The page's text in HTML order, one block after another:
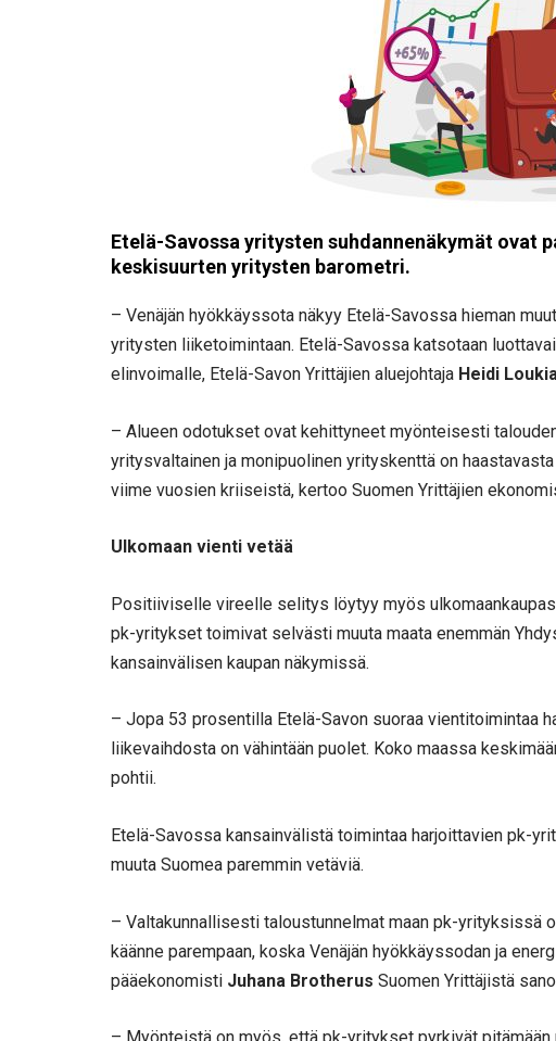
Etelä-Savossa yritysten suhdannenäkymät ovat
keskisuurten yritysten barometri.
– Venäjän hyökkäyssota näkyy Etelä-Savossa hieman
yritysten liiketoimintaan. Etelä-Savossa katsotaan
elinvoimalle, Etelä-Savon Yrittäjien aluejohtaja Heidi
– Alueen odotukset ovat kehittyneet myönteisesti
yritysvaltainen ja monipuolinen yrityskenttä on
viime vuosien kriiseistä, kertoo Suomen Yrittäjien
Ulkomaan vienti vetää
Positiiviselle vireelle selitys löytyy myös
pk-yritykset toimivat selvästi muuta maata enemmän
kansainvälisen kaupan näkymissä.
– Jopa 53 prosentilla Etelä-Savon suoraa vientitoimintaa
liikevaihdosta on vähintään puolet. Koko maassa
pohtii.
Etelä-Savossa kansainvälistä toimintaa harjoittavien pk-
muuta Suomea paremmin vetäviä.
– Valtakunnallisesti taloustunnelmat maan pk-yrityksissä
käänne parempaan, koska Venäjän hyökkäyssodan ja
pääekonomisti Juhana Brotherus Suomen Yrittäjistä